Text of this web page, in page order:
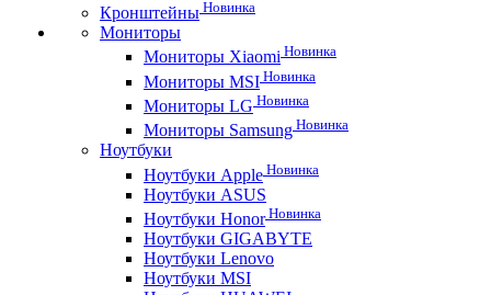
Кронштейны Новинка
Мониторы
Мониторы Xiaomi Новинка
Мониторы MSI Новинка
Мониторы LG Новинка
Мониторы Samsung Новинка
Ноутбуки
Ноутбуки Apple Новинка
Ноутбуки ASUS
Ноутбуки HonorНовинка
Ноутбуки GIGABYTE
Ноутбуки Lenovo
Ноутбуки MSI